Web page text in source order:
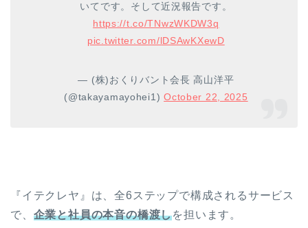
いてです。そして近況報告です。
https://t.co/TNwzWKDW3q
pic.twitter.com/lDSAwKXewD
— (株)おくりバント会長 高山洋平
(@takayamayohei1)October 22, 2025
『イテクレヤ』は、全6ステップで構成されるサービス
で、 企業と社員の本音の橋渡しを担います。